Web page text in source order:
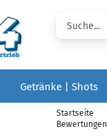
Getränke | Shots
Startseite
Bewertungen